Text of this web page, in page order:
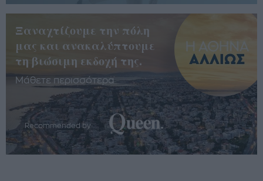
Ξαναχτίζουμε την πόλη
μας και ανακαλύπτουμε
τη βιώσιμη εκδοχή της.
Μάθετε περισσότερα
Recommended by